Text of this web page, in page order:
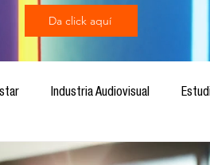
Da click aquí
Industria Audiovisual
Cultura Digital Comunicación y